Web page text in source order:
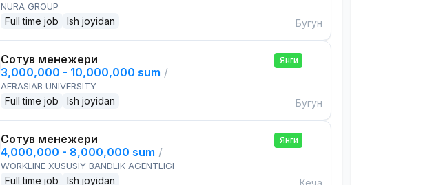
NURA GROUP
Full time job Ish joyidan Бугун
Сотув менежери
3,000,000 - 10,000,000 sum /
AFRASIAB UNIVERSITY
Full time job Ish joyidan
Янги
Бугун
Сотув менежери
4,000,000 - 8,000,000 sum /
WORKLINE XUSUSIY BANDLIK AGENTLIGI
Full time job Ish joyidan
Янги
Кеча